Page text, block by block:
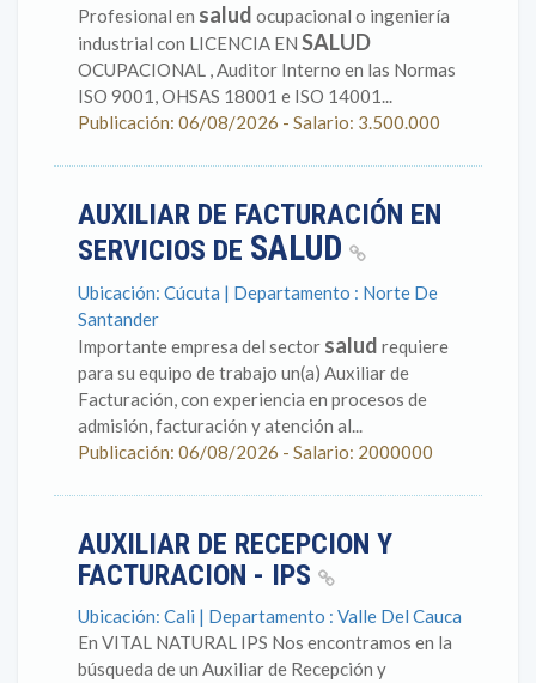
Profesional en salud ocupacional o ingeniería
industrial con LICENCIA EN SALUD
OCUPACIONAL , Auditor Interno en las Normas
ISO 9001, OHSAS 18001 e ISO 14001...
Publicación: 06/08/2026 - Salario: 3.500.000
AUXILIAR DE FACTURACIÓN EN
SERVICIOS DE SALUD
Ubicación: Cúcuta | Departamento : Norte De
Santander
Importante empresa del sector salud requiere
para su equipo de trabajo un(a) Auxiliar de
Facturación, con experiencia en procesos de
admisión, facturación y atención al...
Publicación: 06/08/2026 - Salario: 2000000
AUXILIAR DE RECEPCION Y
FACTURACION - IPS
Ubicación: Cali | Departamento : Valle Del Cauca
En VITAL NATURAL IPS Nos encontramos en la
búsqueda de un Auxiliar de Recepción y